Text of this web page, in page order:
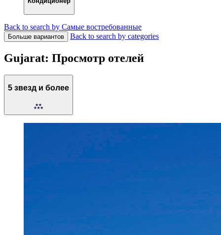
Back to search by Самые востребованные
Больше вариантов Back to search by categories
Gujarat: Просмотр отелей
5 звезд и более